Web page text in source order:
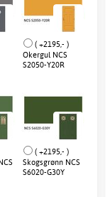
( +2195,- )
Okergul NCS
S2050-Y20R
( +2195,- )
Skogsgrønn NCS
S6020-G30Y